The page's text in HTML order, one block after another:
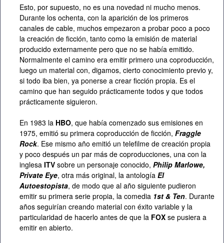
Esto, por supuesto, no es una novedad ni mucho menos.
Durante los ochenta, con la aparición de los primeros
canales de cable, muchos empezaron a probar poco a poco
la creación de ficción, tanto como la emisión de material
producido externamente pero que no se había emitido.
Normalmente el camino era emitir primero una coproducción,
luego un material con, digamos, cierto conocimiento previo y,
si todo iba bien, ya ponerse a crear ficción propia. Es el
camino que han seguido prácticamente todos y que todos
prácticamente siguieron.
En 1983 la HBO, que había comenzado sus emisiones en
1975, emitió su primera coproducción de ficción, Fraggle
Rock. Ese mismo año emitió un telefilme de creación propia
y poco después un par más de coproducciones, una con la
inglesa ITV sobre un personaje conocido, Philip Marlowe,
Private Eye, otra más original, la antología El
Autoestopista, de modo que al año siguiente pudieron
emitir su primera serie propia, la comedia 1st & Ten. Durante
años seguirían creando material con éxito variable y la
particularidad de hacerlo antes de que la FOX se pusiera a
emitir en abierto.